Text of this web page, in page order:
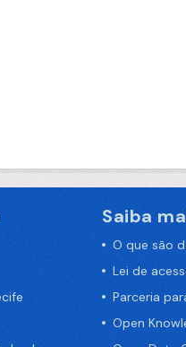
Saiba
O que são
Lei de
Parceria
Open